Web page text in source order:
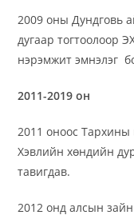
2009 оны Дундговь
дугаар тогтоолоор
нэрэмжит эмнэлэг
2011-2019 он
2011 оноос Тархины
Хэвлийн хөндийн
тавигдав.
2012 онд алсын